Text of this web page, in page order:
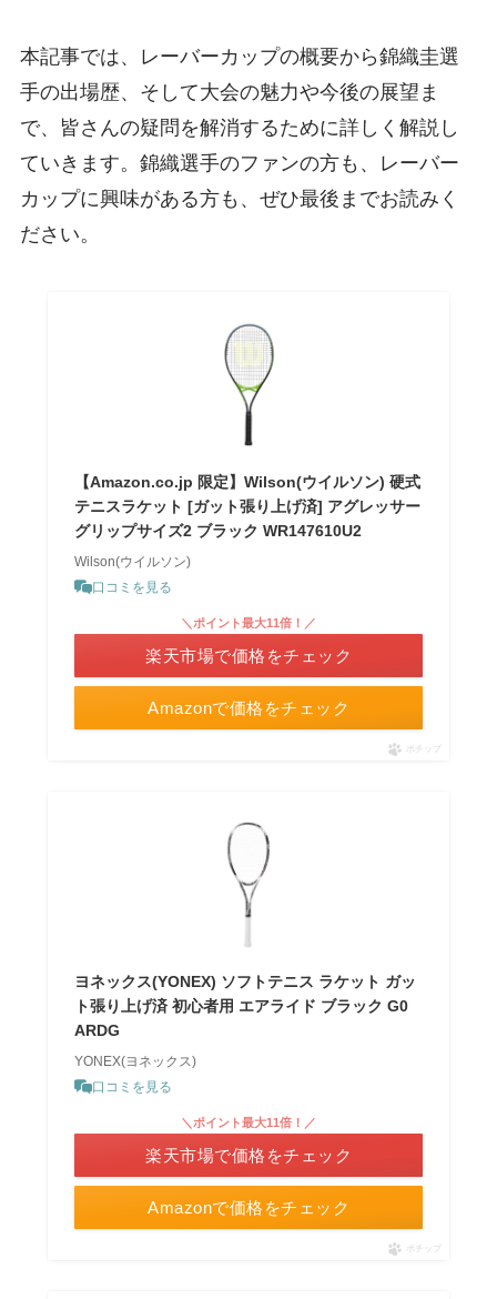
本記事では、レーバーカップの概要から錦織圭選
手の出場歴、そして大会の魅力や今後の展望ま
で、皆さんの疑問を解消するために詳しく解説し
ていきます。錦織選手のファンの方も、レーバー
カップに興味がある方も、ぜひ最後までお読みく
ださい。
【Amazon.co.jp 限定】Wilson(ウイルソン) 硬式
テニスラケット [ガット張り上げ済] アグレッサー
グリップサイズ2 ブラック WR147610U2
Wilson(ウイルソン)
口コミを見る
Amazonで価格をチェック
＼ポイント最大11倍！／
楽天市場で価格をチェック
ポチップ
ヨネックス(YONEX) ソフトテニス ラケット ガッ
ト張り上げ済 初心者用 エアライド ブラック G0
ARDG
YONEX(ヨネックス)
口コミを見る
Amazonで価格をチェック
＼ポイント最大11倍！／
楽天市場で価格をチェック
ポチップ